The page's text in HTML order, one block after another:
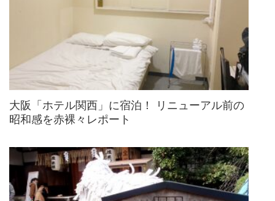
大阪「ホテル関西」に宿泊！ リニューアル前の
昭和感を赤裸々レポート